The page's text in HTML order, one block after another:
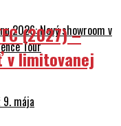
2026: Nový showroom v
Tour
9. mája
(2027) –
v limitovanej